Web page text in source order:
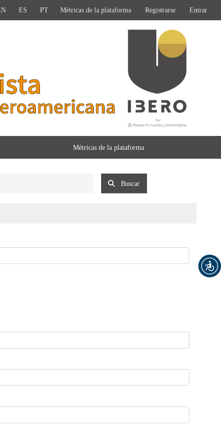
ES PT Métricas de la plataforma Registrarse Entrar
Métricas de la plataforma
Buscar